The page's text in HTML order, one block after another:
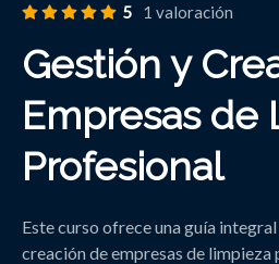
5 1 valoración
Gestión y
Empresas de
Profesional
Este curso ofrece una guía
creación de empresas de